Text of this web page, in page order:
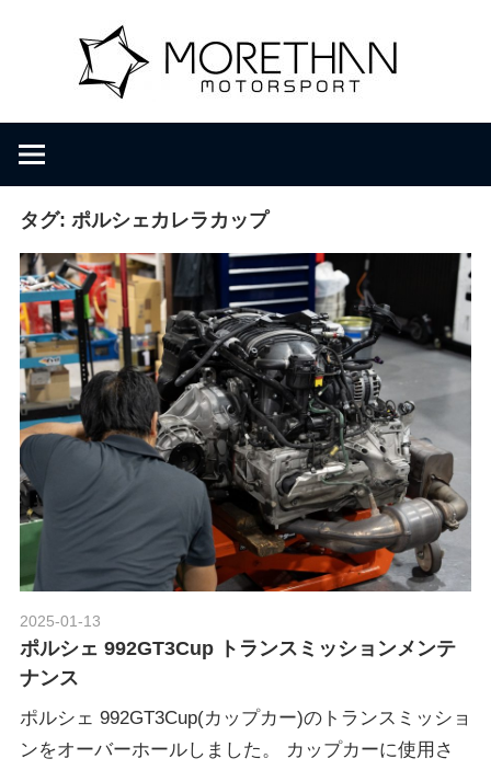
ツ
o
r
e
t
h
a
n
M
o
t
D
r
m
b
a
c
h
e
r
・
ポ
ル
ェ
正
パ
ー
ツ
・
タグ: ポルシェカレラカップ
2025-01-13
ポルシェ 992GT3Cup トランスミッションメンテ
ナンス
ポルシェ 992GT3Cup(カップカー)のトランスミッショ
ンをオーバーホールしました。 カップカーに使用さ